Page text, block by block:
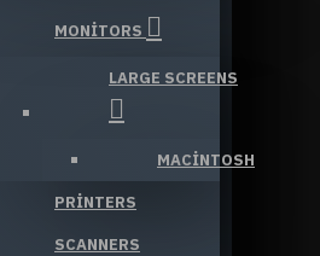
MONITORS
LARGE SCREENS
MACINTOSH
PRINTERS
SCANNERS